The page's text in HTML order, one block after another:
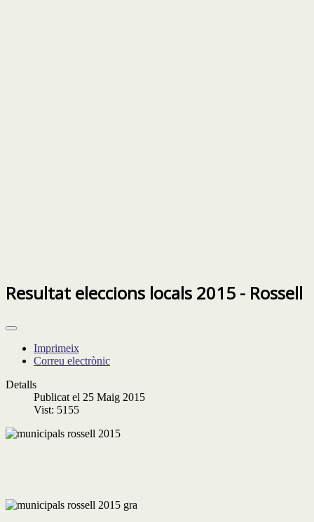
Resultat eleccions locals 2015 - Rossell
Imprimeix
Correu electrònic
Detalls
Publicat el 25 Maig 2015
Vist: 5155